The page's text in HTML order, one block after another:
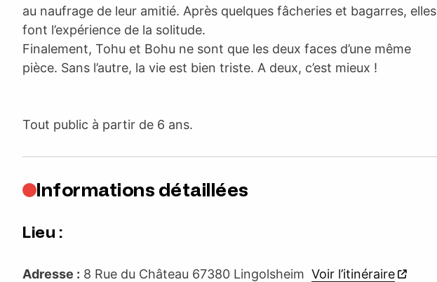
au naufrage de leur amitié. Après quelques fâcheries et bagarres, elles
font l’expérience de la solitude.
Finalement, Tohu et Bohu ne sont que les deux faces d’une même
pièce. Sans l’autre, la vie est bien triste. A deux, c’est mieux !
Tout public à partir de 6 ans.
Informations détaillées
Lieu :
Adresse : 8 Rue du Château 67380 Lingolsheim Voir l’itinéraire